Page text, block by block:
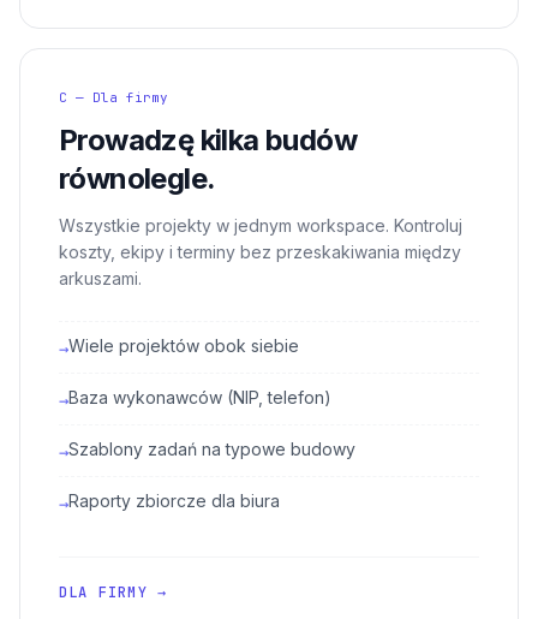
C — Dla firmy
Prowadzę kilka budów
równolegle.
Wszystkie projekty w jednym workspace. Kontroluj
koszty, ekipy i terminy bez przeskakiwania między
arkuszami.
→Wiele projektów obok siebie
→Baza wykonawców (NIP, telefon)
→Szablony zadań na typowe budowy
→Raporty zbiorcze dla biura
DLA FIRMY →